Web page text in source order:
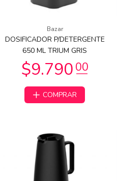
Bazar
DOSIFICADOR P/DETERGENTE
650 ML TRIUM GRIS
COMPRAR